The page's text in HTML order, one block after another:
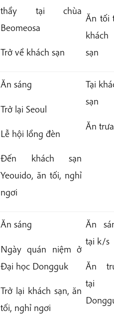
thầy tại chùa
Beomeosa
Trở về khách sạn
Ăn tối
khách
sạn
Ăn sáng
Trở lại Seoul
Lễ hội lồng đèn
Đến khách sạn
Yeouido, ăn tối, nghỉ
ngơi
Tại
sạn
Ăn trưa
Ăn sáng
Ngày quán niệm ở
Đại học Dongguk
Trở lại khách sạn, ăn
tối, nghỉ ngơi
Ăn
tại k/s
Ăn
tại